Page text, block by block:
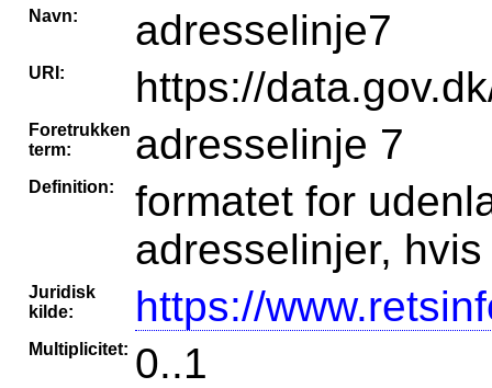
Navn:
adresselinje7
URI: https://
Foretrukken
term:
adresselinje 7
Definition:
formatet for
adresselinjer,
Juridisk
kilde:
https://
Multiplicitet: 0..1